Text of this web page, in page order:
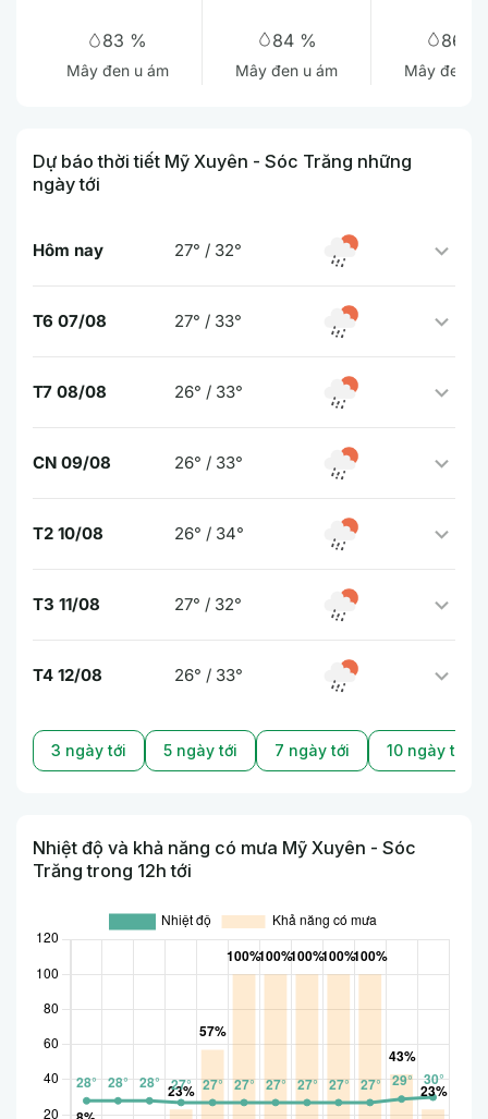
83 %
Mây đen u ám
84 %
Mây đen u ám
86 %
Mây đen u
Dự báo thời tiết Mỹ Xuyên - Sóc Trăng những
ngày tới
Hôm nay 27° / 32°
T6 07/08 27° / 33°
T7 08/08 26° / 33°
CN 09/08 26° / 33°
T2 10/08 26° / 34°
T3 11/08 27° / 32°
T4 12/08 26° / 33°
3 ngày tới 5 ngày tới 7 ngày tới 10 ngày tới
Nhiệt độ và khả năng có mưa Mỹ Xuyên - Sóc
Trăng trong 12h tới